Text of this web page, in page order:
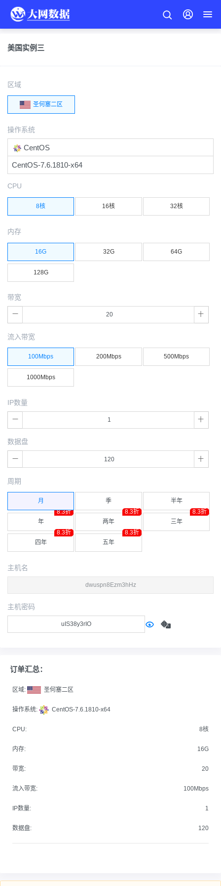
美国实例三
区域
圣何塞二区
操作系统
CentOS
CentOS-7.6.1810-x64
CPU
8核 16核 32核
内存
16G 32G 64G
128G
带宽
流入带宽
100Mbps 200Mbps 500Mbps
1000Mbps
IP数量
数据盘
周期
月 季 半年
年
8.3折
两年
8.3折
三年
8.3折
四年
8.3折
五年
8.3折
主机名
主机密码
订单汇总：
区域: 圣何塞二区
操作系统: CentOS-7.6.1810-x64
CPU: 8核
内存: 16G
带宽: 20
流入带宽: 100Mbps
IP数量: 1
数据盘: 120